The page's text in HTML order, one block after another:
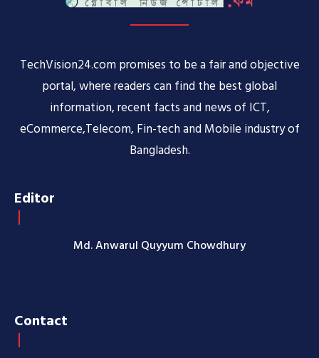
TechVision24.com promises to be a fair and objective
portal, where readers can find the best global
information, recent facts and news of ICT,
eCommerce,Telecom, Fin-tech and Mobile industry of
Bangladesh.
Editor
Md. Anwarul Quyyum Chowdhury
Contact